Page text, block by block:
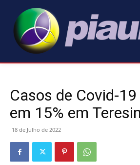
Casos de Covid-
em 15% em
18 de Julho de 2022